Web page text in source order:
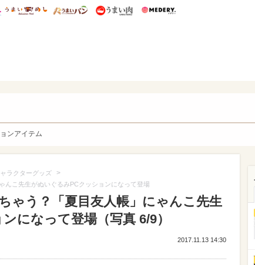
研 ディズニー特集
mimot. うまいめし うまいパン うまい肉
ンアイテム
ラクターグッズ >
んこ先生がぬいぐるみPCクッションになって登場
ゃう？「夏目友人帳」にゃんこ先生
になって登場（写真 6/9）
2017.11.13 14:30